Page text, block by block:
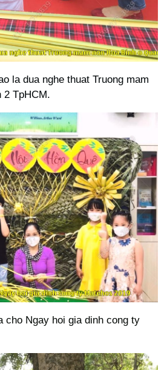
la dua nghe thuat Truong mam
2 TpHCM.
cho Ngay hoi gia dinh cong ty